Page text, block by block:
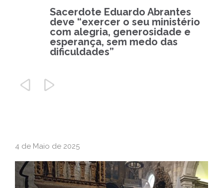
Sacerdote Eduardo Abrantes
deve “exercer o seu ministério
com alegria, generosidade e
esperança, sem medo das
dificuldades”
 
4 de Maio de 2025